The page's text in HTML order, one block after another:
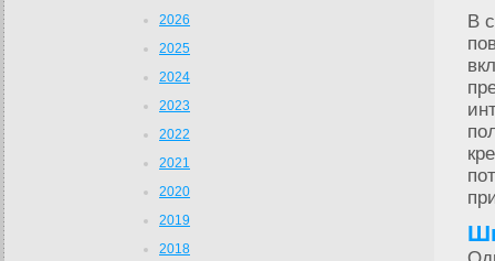
2026
2025
2024
2023
2022
2021
2020
2019
2018
В